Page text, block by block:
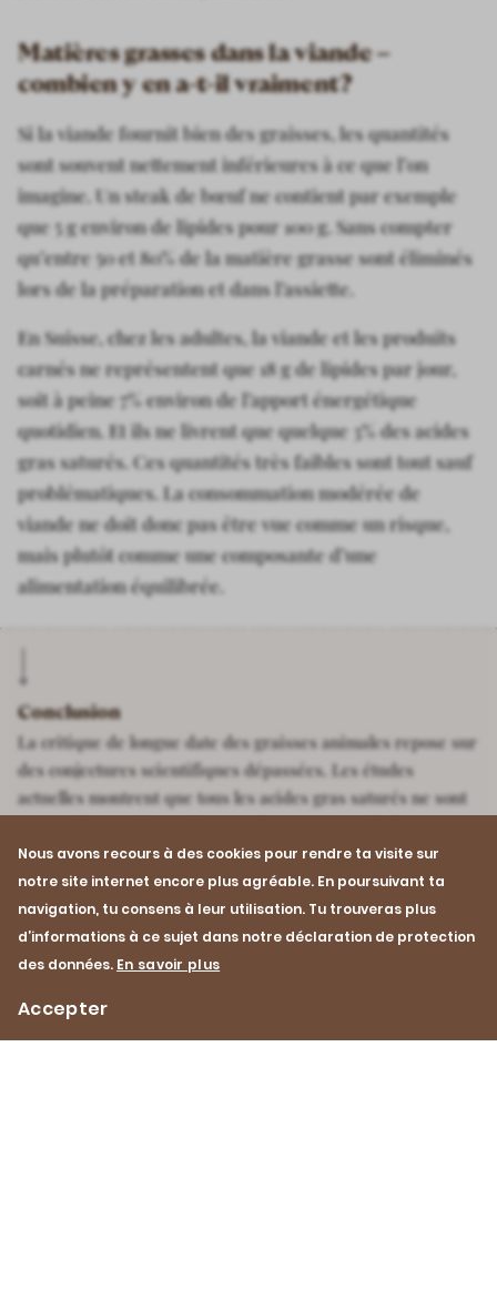
Nous avons recours à des cookies pour rendre ta visite sur
notre site internet encore plus agréable. En poursuivant ta
navigation, tu consens à leur utilisation. Tu trouveras plus
d’informations à ce sujet dans notre déclaration de protection
des données. En savoir plus
Accepter
Matières grasses dans la viande –
combien y en a-t-il vraiment?
Si la viande fournit bien des graisses, les quantités
sont souvent nettement inférieures à ce que l’on
imagine. Un steak de bœuf ne contient par exemple
que 5 g environ de lipides pour 100 g. Sans compter
qu’entre 50 et 80% de la matière grasse sont éliminés
lors de la préparation et dans l’assiette.
En Suisse, chez les adultes, la viande et les produits
carnés ne représentent que 18 g de lipides par jour,
soit à peine 7% environ de l’apport énergétique
quotidien. Et ils ne livrent que quelque 3% des acides
gras saturés. Ces quantités très faibles sont tout sauf
problématiques. La consommation modérée de
viande ne doit donc pas être vue comme un risque,
mais plutôt comme une composante d’une
alimentation équilibrée.
Conclusion
La critique de longue date des graisses animales repose sur
des conjectures scientifiques dépassées. Les études
actuelles montrent que tous les acides gras saturés ne sont
alimentaires rigides peuvent être problématiques. Plutôt
que de se concentrer unilatéralement sur la réduction des
graisses, il serait préférable de promouvoir une
alimentation variée. Les graisses, comme tous les autres
nutriments, en font naturellement partie.
Vers le dossier scientifique « Graisses animales »